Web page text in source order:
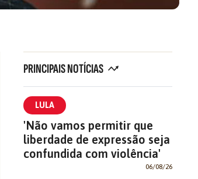
PRINCIPAIS NOTÍCIAS
LULA
'Não vamos permitir que
liberdade de expressão seja
confundida com violência'
06/08/26